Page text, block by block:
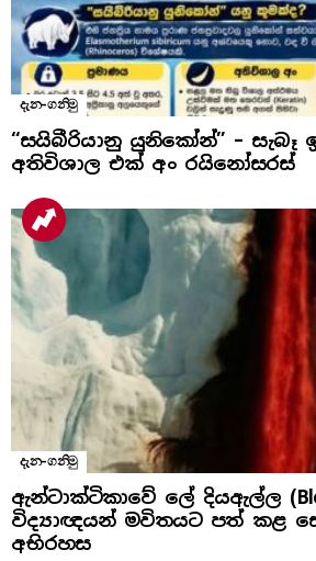
දැන-ගනිමු
“සයිබීරියානු යුනිකෝන්” –
අතිවිශාල එක් අං රයිනෝසරස්
දැන-ගනිමු
ඇන්ටාක්ටිකාවේ ලේ දියඇල්ල
විද්‍යාඥයන් මවිතයට පත් කළ
අභිරහස